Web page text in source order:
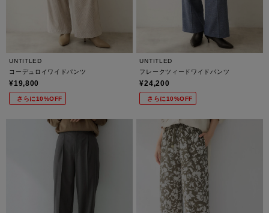
UNTITLED
コーデュロイワイドパンツ
¥19,800
さらに10%OFF
UNTITLED
フレークツィードワイドパンツ
¥24,200
さらに10%OFF